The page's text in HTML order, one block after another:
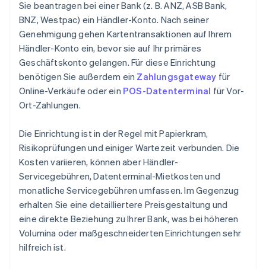
Sie beantragen bei einer Bank (z. B. ANZ, ASB Bank,
BNZ, Westpac) ein Händler-Konto. Nach seiner
Genehmigung gehen Kartentransaktionen auf Ihrem
Händler-Konto ein, bevor sie auf Ihr primäres
Geschäftskonto gelangen. Für diese Einrichtung
benötigen Sie außerdem ein Zahlungsgateway für
Online-Verkäufe oder ein POS-Datenterminal für Vor-
Ort-Zahlungen.
Die Einrichtung ist in der Regel mit Papierkram,
Risikoprüfungen und einiger Wartezeit verbunden. Die
Kosten variieren, können aber Händler-
Servicegebühren, Datenterminal-Mietkosten und
monatliche Servicegebühren umfassen. Im Gegenzug
erhalten Sie eine detailliertere Preisgestaltung und
eine direkte Beziehung zu Ihrer Bank, was bei höheren
Volumina oder maßgeschneiderten Einrichtungen sehr
hilfreich ist.